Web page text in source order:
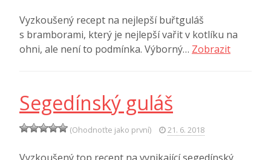
Vyzkoušený recept na nejlepší buřtguláš
s bramborami, který je nejlepší vařit v kotlíku na
ohni, ale není to podmínka. Výborný… Zobrazit
Segedínský guláš
(Ohodnoťte jako první) 21. 6. 2018